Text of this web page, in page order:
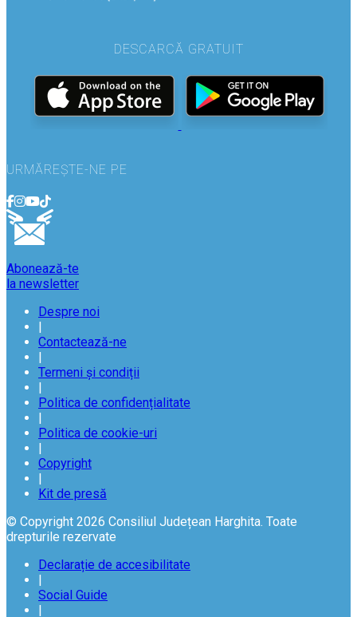
DESCARCĂ GRATUIT
URMĂREȘTE-NE PE
Abonează-te
la newsletter
Despre noi
Contactează-ne
Termeni și condiții
Politica de confidențialitate
Politica de cookie-uri
Copyright
Kit de presă
© Copyright 2026 Consiliul Județean Harghita. Toate
drepturile rezervate
Declarație de accesibilitate
Social Guide